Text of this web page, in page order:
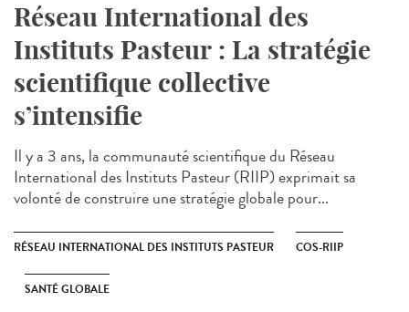
Réseau International des
Instituts Pasteur : La stratégie
scientifique collective
s’intensifie
Il y a 3 ans, la communauté scientifique du Réseau
International des Instituts Pasteur (RIIP) exprimait sa
volonté de construire une stratégie globale pour...
RÉSEAU INTERNATIONAL DES INSTITUTS PASTEUR COS-RIIP
SANTÉ GLOBALE